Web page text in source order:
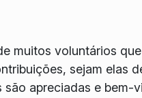
muitos voluntários
sejam elas
apreciadas e bem-